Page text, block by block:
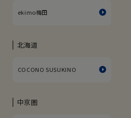
ekimo梅田
北海道
COCONO SUSUKINO
中京圏